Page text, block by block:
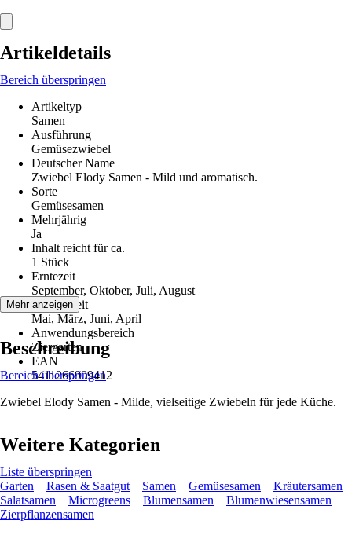
Artikeldetails
Bereich überspringen
Artikeltyp
Samen
Ausführung
Gemüsezwiebel
Deutscher Name
Zwiebel Elody Samen - Mild und aromatisch.
Sorte
Gemüsesamen
Mehrjährig
Ja
Inhalt reicht für ca.
1 Stück
Erntezeit
September, Oktober, Juli, August
Aussaatzeit
Mai, März, Juni, April
Anwendungsbereich
Ziergarten
EAN
5411266909412
Mehr anzeigen
Beschreibung
Bereich überspringen
Zwiebel Elody Samen - Milde, vielseitige Zwiebeln für jede Küche.
Weitere Kategorien
Liste überspringen
Garten
Rasen & Saatgut Samen Gemüsesamen
Kräutersamen
Salatsamen
Microgreens Blumensamen
Blumenwiesensamen
Zierpflanzensamen